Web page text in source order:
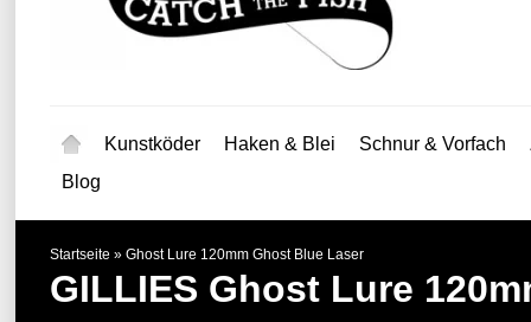
Kunstköder Haken & Blei Schnur & Vorfach
Blog
Startseite » Ghost Lure 120mm Ghost Blue Laser
GILLIES Ghost Lure